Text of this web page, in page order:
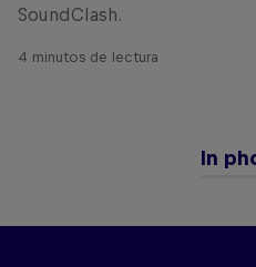
SoundClash.
4 minutos de lectura
In